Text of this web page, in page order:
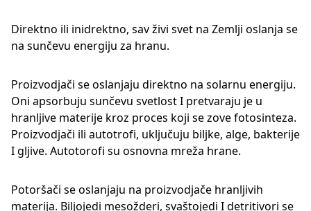
Direktno ili inidrektno, sav živi svet na Zemlji oslanja se
na sunčevu energiju za hranu.
Proizvodjači se oslanjaju direktno na solarnu energiju.
Oni apsorbuju sunčevu svetlost I pretvaraju je u
hranljive materije kroz proces koji se zove fotosinteza.
Proizvodjači ili autotrofi, uključuju biljke, alge, bakterije
I gljive. Autotorofi su osnovna mreža hrane.
Potoršači se oslanjaju na proizvodjače hranljivih
materija. Biljojedi mesožderi, svaštojedi I detritivori se